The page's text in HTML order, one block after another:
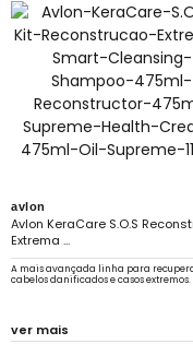
avlon
Avlon KeraCare S.O.S
Extrema ...
A mais avançada linha para
cabelos danificados e casos extremos.
ver mais